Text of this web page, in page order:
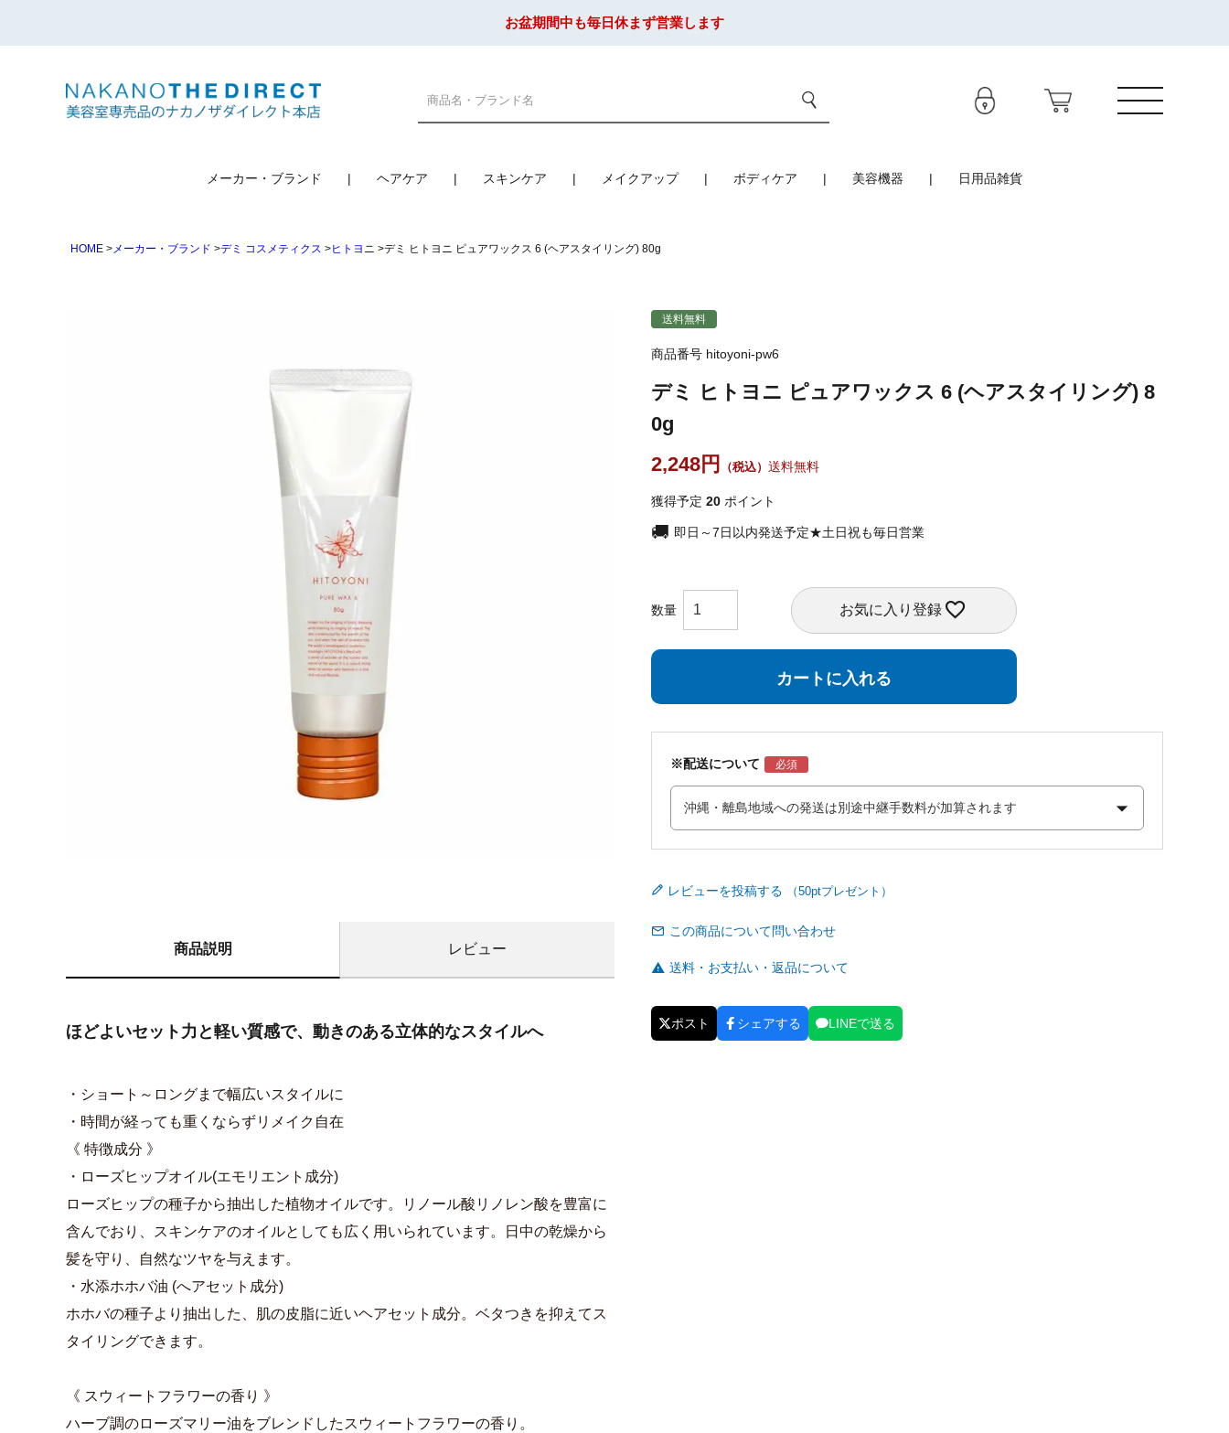
お盆期間中も毎日休まず営業します
メーカー・ブランド ヘアケア スキンケア メイクアップ ボディケア 美容機器 日用品雑貨
HOME メーカー・ブランド デミ コスメティクス ヒトヨニ デミ ヒトヨニ ピュアワックス 6 (ヘアスタイリング) 80g
商品説明 レビュー
ほどよいセット力と軽い質感で、動きのある立体的なスタイルへ
・ショート～ロングまで幅広いスタイルに
・時間が経っても重くならずリメイク自在
《 特徴成分 》
・ローズヒップオイル(エモリエント成分)
ローズヒップの種子から抽出した植物オイルです。リノール酸リノレン酸を豊富に
含んでおり、スキンケアのオイルとしても広く用いられています。日中の乾燥から
髪を守り、自然なツヤを与えます。
・水添ホホバ油 (へアセット成分)
ホホバの種子より抽出した、肌の皮脂に近いヘアセット成分。ベタつきを抑えてス
タイリングできます。
《 スウィートフラワーの香り 》
ハーブ調のローズマリー油をブレンドしたスウィートフラワーの香り。
送料無料
商品番号 hitoyoni-pw6
デミ ヒトヨニ ピュアワックス 6 (ヘアスタイリング) 8
0g
2,248
送料無料
獲得予定 20 ポイント
即日～7日以内発送予定★土日祝も毎日営業
お気に入り登録
カートに入れる
※配送について
レビューを投稿する
この商品について問い合わせ
送料・お支払い・返品について
ポスト シェアする LINEで送る